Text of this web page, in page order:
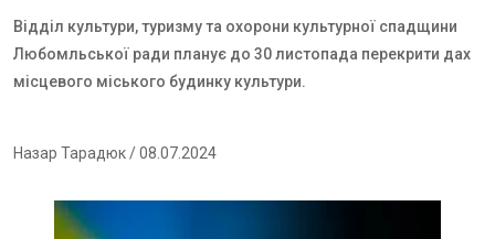
Відділ культури, туризму та охорони культурної спадщини
Любомльської ради планує до 30 листопада перекрити дах
місцевого міського будинку культури.
Назар Тарадюк/ 08.07.2024